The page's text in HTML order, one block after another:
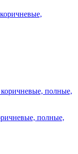
полные,